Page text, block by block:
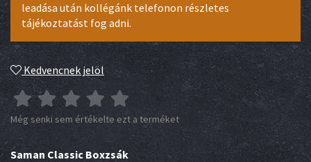
leadása után kollégánk telefonon részletes
tájékoztatást fog adni.
Kedvencnek jelöl
Még senki sem értékelte ezt a terméket
Saman Classic Boxzsák